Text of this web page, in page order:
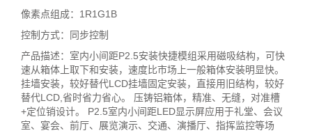
像素点组成：1R1G1B
控制方式：同步控制
产品描述：室内小间距P2.5安装快捷模组采用磁吸结构，可快
速从箱体上取下和安装，速度比市场上一般箱体安装明显快。
挂墙安装，较好替代LCD挂墙固定安装，直接用旧结构，较好
替代LCD,省时省力省心。 压铸铝箱体，精准、无缝，对准槽
+定位销设计。 P2.5室内小间距LED显示屏应用于礼堂、会议
室、宴会、前厅、展览演示、交通、演播厅、指挥监控等场